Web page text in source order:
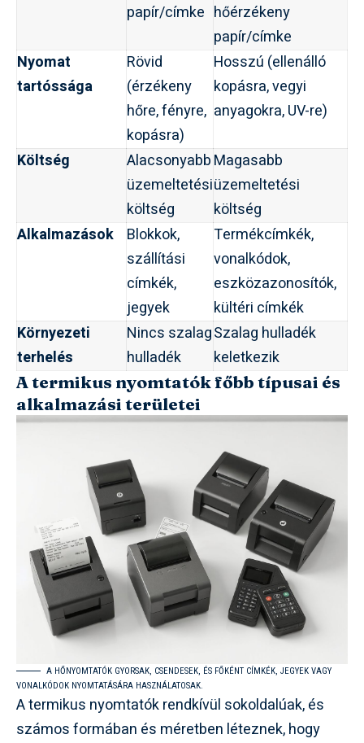
papír/címke hőérzékeny
papír/címke
Nyomat
tartóssága
Rövid
(érzékeny
hőre, fényre,
kopásra)
Hosszú (ellenálló
kopásra, vegyi
anyagokra, UV-re)
Költség
Alacsonyabb
üzemeltetési
költség
Magasabb
üzemeltetési
költség
Alkalmazások
Blokkok,
szállítási
címkék,
jegyek
Termékcímkék,
vonalkódok,
eszközazonosítók,
kültéri címkék
Környezeti
terhelés
Nincs szalag
hulladék
Szalag hulladék
keletkezik
A termikus nyomtatók főbb típusai és
alkalmazási területei
A HŐNYOMTATÓK GYORSAK, CSENDESEK, ÉS FŐKÉNT CÍMKÉK, JEGYEK VAGY
VONALKÓDOK NYOMTATÁSÁRA HASZNÁLATOSAK.
A termikus nyomtatók rendkívül sokoldalúak, és
számos formában és méretben léteznek, hogy